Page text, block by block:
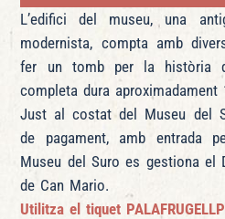
L’edifici del museu, una
modernista, compta amb
fer un tomb per la història
completa dura aproximadament
Just al costat del Museu del
de pagament, amb entrada
Museu del Suro es gestiona el
de Can Mario.
Utilitza el tiquet